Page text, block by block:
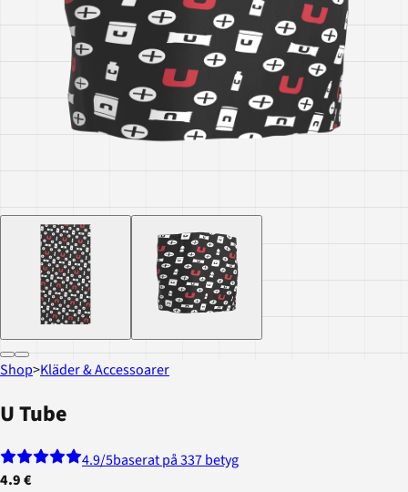
Shop>Kläder & Accessoarer
U Tube
4.9/5baserat på 337 betyg
4.9 €